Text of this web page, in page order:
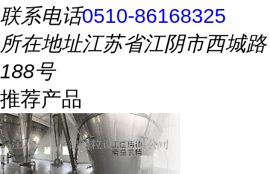
联系电话0510-86168325
所在地址江苏省江阴市西城路
188号
推荐产品